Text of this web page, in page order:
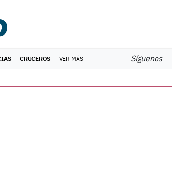
CRUCEROS VER MÁS Síguenos